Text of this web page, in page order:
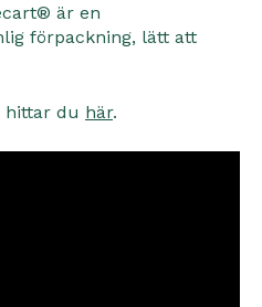
är en
förpackning, lätt att
hittar du här.